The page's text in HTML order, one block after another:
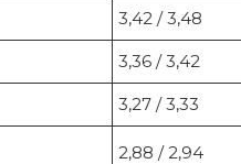
3,42 / 3,48
3,36 / 3,42
3,27 / 3,33
2,88 / 2,94